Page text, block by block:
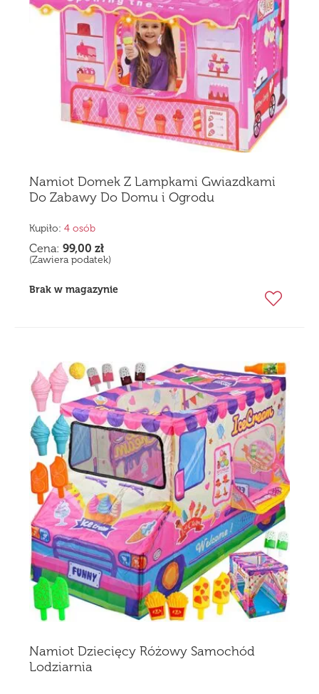
Namiot Domek Z Lampkami Gwiazdkami
Do Zabawy Do Domu i Ogrodu
Kupiło: 4 osób
Cena: 99,00 zł
(Zawiera podatek)
Brak w magazynie
Namiot Dziecięcy Różowy Samochód
Lodziarnia